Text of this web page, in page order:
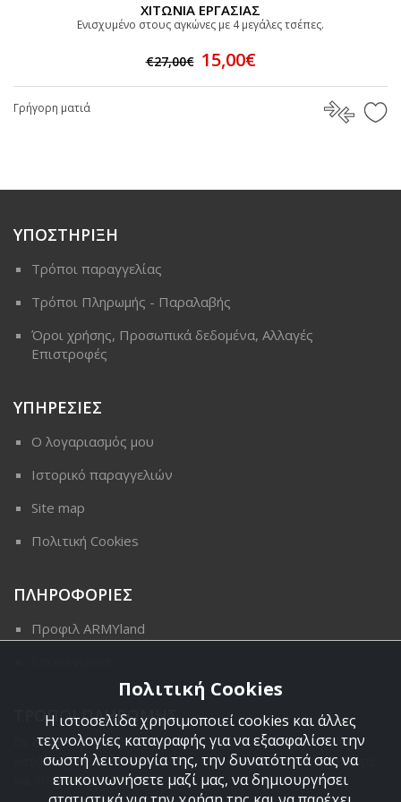
ΧΙΤΩΝΙΑ ΕΡΓΑΣΙΑΣ
Eνισχυμένο στους αγκώνες με 4 μεγάλες τσέπες.
€27,00€ 15,00€
Γρήγορη ματιά
ΥΠΟΣΤΗΡΙΞΗ
Τρόποι παραγγελίας
Τρόποι Πληρωμής - Παραλαβής
Όροι χρήσης, Προσωπικά δεδομένα, Αλλαγές
Επιστροφές
ΥΠΗΡΕΣΙΕΣ
Ο λογαριασμός μου
Ιστορικό παραγγελιών
Site map
Πολιτική Cookies
ΠΛΗΡΟΦΟΡΙΕΣ
Προφιλ ARMYland
ΤΡΟΠΟΙ ΠΛΗΡΩΜΗΣ
Οι διαθέσιμοι τρόποι πληρωμής είναι η Αντικαταβολή,
κατάθεση σε τραπεζικό μας λογαριασμό, πιστωτική κάρτα
και πληρωμή με PayPal.
Πολιτική Cookies
Η ιστοσελίδα χρησιμοποιεί cookies και άλλες
τεχνολογίες καταγραφής για να εξασφαλίσει την
σωστή λειτουργία της, την δυνατότητά σας να
επικοινωνήσετε μαζί μας, να δημιουργήσει